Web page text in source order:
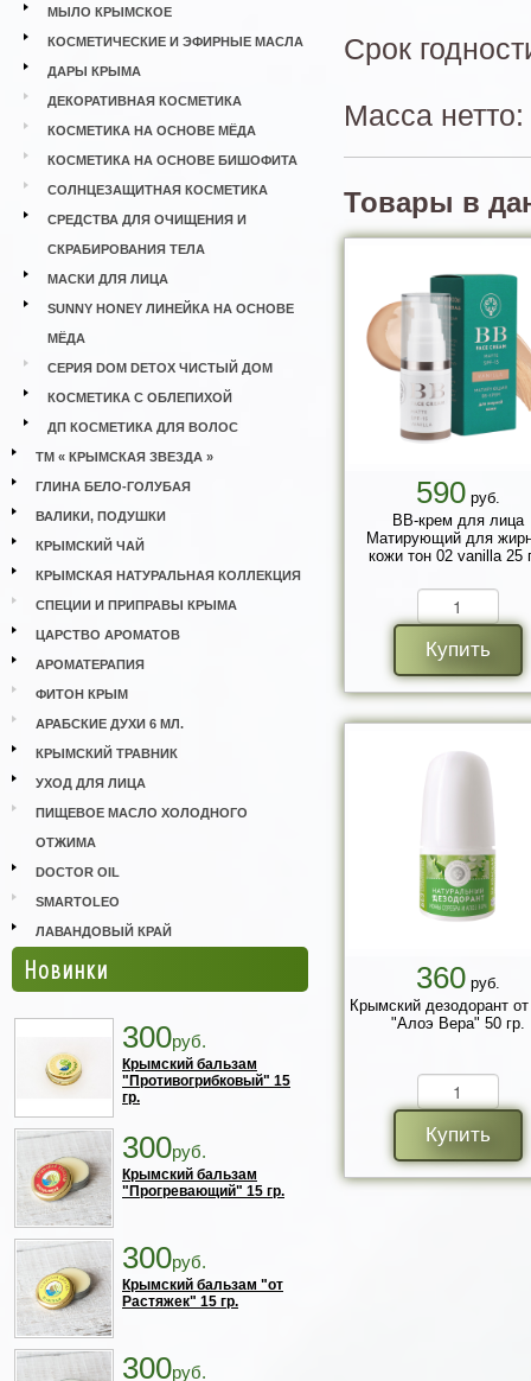
МЫЛО КРЫМСКОЕ
КОСМЕТИЧЕСКИЕ И ЭФИРНЫЕ МАСЛА
ДАРЫ КРЫМА
ДЕКОРАТИВНАЯ КОСМЕТИКА
КОСМЕТИКА НА ОСНОВЕ МЁДА
КОСМЕТИКА НА ОСНОВЕ БИШОФИТА
СОЛНЦЕЗАЩИТНАЯ КОСМЕТИКА
СРЕДСТВА ДЛЯ ОЧИЩЕНИЯ И
СКРАБИРОВАНИЯ ТЕЛА
МАСКИ ДЛЯ ЛИЦА
SUNNY HONEY ЛИНЕЙКА НА ОСНОВЕ
МЁДА
СЕРИЯ DOM DETOX ЧИСТЫЙ ДОМ
КОСМЕТИКА С ОБЛЕПИХОЙ
ДП КОСМЕТИКА ДЛЯ ВОЛОС
ТМ « КРЫМСКАЯ ЗВЕЗДА »
ГЛИНА БЕЛО-ГОЛУБАЯ
ВАЛИКИ, ПОДУШКИ
КРЫМСКИЙ ЧАЙ
КРЫМСКАЯ НАТУРАЛЬНАЯ КОЛЛЕКЦИЯ
СПЕЦИИ И ПРИПРАВЫ КРЫМА
ЦАРСТВО АРОМАТОВ
АРОМАТЕРАПИЯ
ФИТОН КРЫМ
АРАБСКИЕ ДУХИ 6 МЛ.
КРЫМСКИЙ ТРАВНИК
УХОД ДЛЯ ЛИЦА
ПИЩЕВОЕ МАСЛО ХОЛОДНОГО
ОТЖИМА
DOCTOR OIL
SMARTOLEO
ЛАВАНДОВЫЙ КРАЙ
Новинки
300руб.
Крымский бальзам
"Противогрибковый" 15
гр.
300руб.
Крымский бальзам
"Прогревающий" 15 гр.
300руб.
Крымский бальзам "от
Растяжек" 15 гр.
300руб.
Срок
Масса
Товары в
590руб.
ВВ-крем для лица
Матирующий для
кожи тон 02 vanilla 25
Купить
360руб.
Крымский дезодорант
"Алоэ Вера" 50 гр.
Купить